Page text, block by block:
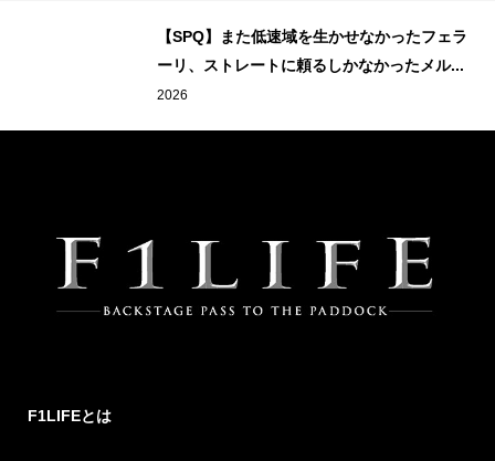
【SPQ】また低速域を生かせなかったフェラ
ーリ、ストレートに頼るしかなかったメル...
2026
F1LIFEとは